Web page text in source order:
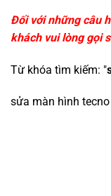
Đối với những câu
khách vui lòng gọi
Từ khóa tìm kiếm: "
sửa màn hình